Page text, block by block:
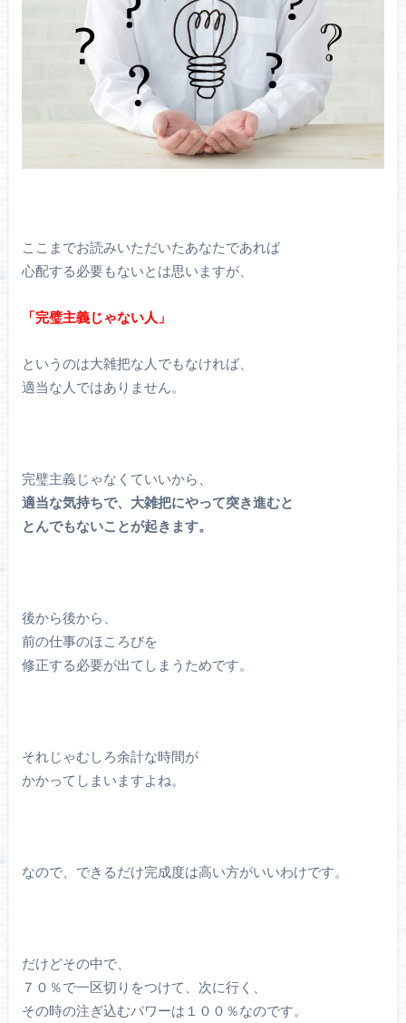
ここまでお読みいただいたあなたであれば
心配する必要もないとは思いますが、
「完璧主義じゃない人」
というのは大雑把な人でもなければ、
適当な人ではありません。
完璧主義じゃなくていいから、
適当な気持ちで、大雑把にやって突き進むと
とんでもないことが起きます。
後から後から、
前の仕事のほころびを
修正する必要が出てしまうためです。
それじゃむしろ余計な時間が
かかってしまいますよね。
なので、できるだけ完成度は高い方がいいわけです。
だけどその中で、
７０％で一区切りをつけて、次に行く、
その時の注ぎ込むパワーは１００％なのです。